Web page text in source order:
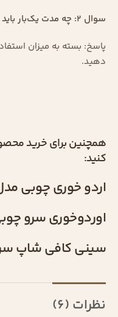
سوال ۲: چه مدت یک‌بار باید سطح چوب روغن‌کاری شود؟
دهید.
همچنین برای خرید
کنید:
اردو خوری چوبی مدل دایره
اوردوخوری سرو چوبی
سینی کافی شاپ سرو
نظرات (6)